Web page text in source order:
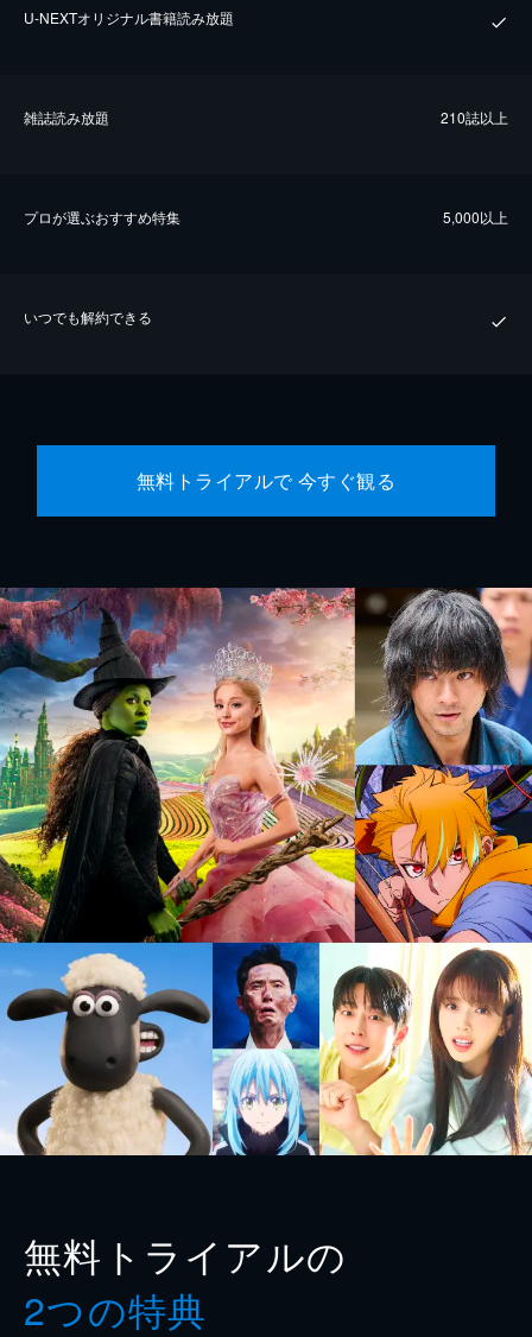
U-NEXTオリジナル書籍読み放題
雑誌読み放題 210誌以上
プロが選ぶおすすめ特集 5,000以上
いつでも解約できる
無料トライアルで 今すぐ観る
無料トライアルの
2つの特典